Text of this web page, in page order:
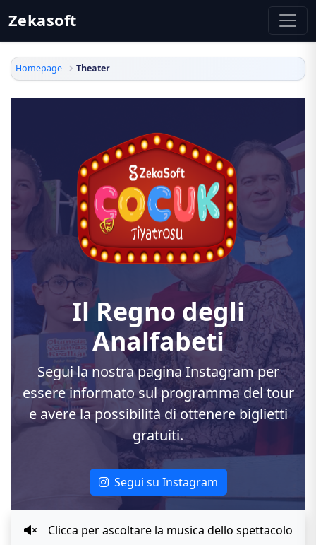
Zekasoft
Homepage Theater
Il Regno degli
Analfabeti
Segui la nostra pagina Instagram per
essere informato sul programma del tour
e avere la possibilità di ottenere biglietti
gratuiti.
Segui su Instagram
Clicca per ascoltare la musica dello spettacolo